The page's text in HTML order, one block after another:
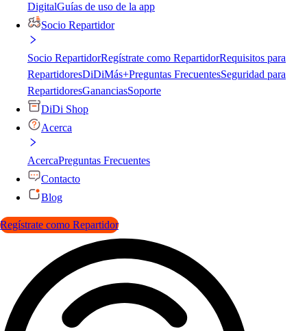
DigitalGuías de uso de la app
Socio Repartidor
Socio RepartidorRegístrate como RepartidorRequisitos para
RepartidoresDiDiMás+Preguntas FrecuentesSeguridad para
RepartidoresGananciasSoporte
DiDi Shop
Acerca
AcercaPreguntas Frecuentes
Contacto
Blog
Regístrate como Repartidor